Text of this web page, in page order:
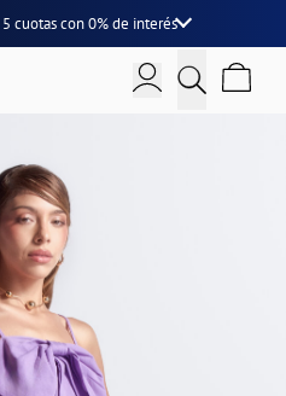
5 cuotascon0% de interés